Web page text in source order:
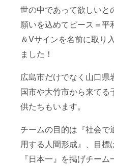
世の中であって欲しいと
願いを込めてピース＝平
＆Vサインを名前に取り
ました！
広島市だけでなく山口県
国市や大竹市から来てる
供たちもいます。
チームの目的は『社会で
用する人間形成』、目標
『日本一』を掲げチーム